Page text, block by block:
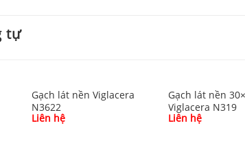
tự
Gạch lát nền Viglacera
N3622
Liên hệ
Gạch lát nền
Viglacera N319
Liên hệ